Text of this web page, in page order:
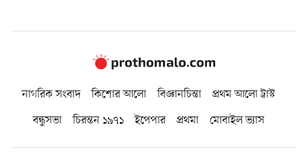
নাগরিক সংবাদ কিশোর আলো বিজ্ঞানচিন্তা
প্রথম আলো ট্রাস্ট
বন্ধুসভা
চিরন্তন ১৯৭১ ইপেপার প্রথমা মোবাইল ভ্যাস